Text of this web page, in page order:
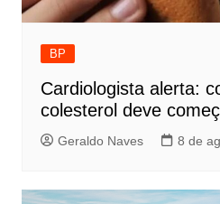
BP
Cardiologista alerta:
colesterol deve
Geraldo Naves 8 de